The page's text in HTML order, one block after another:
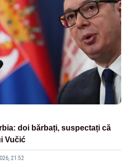
doi bărbați, suspectați că
Vučić
21:52